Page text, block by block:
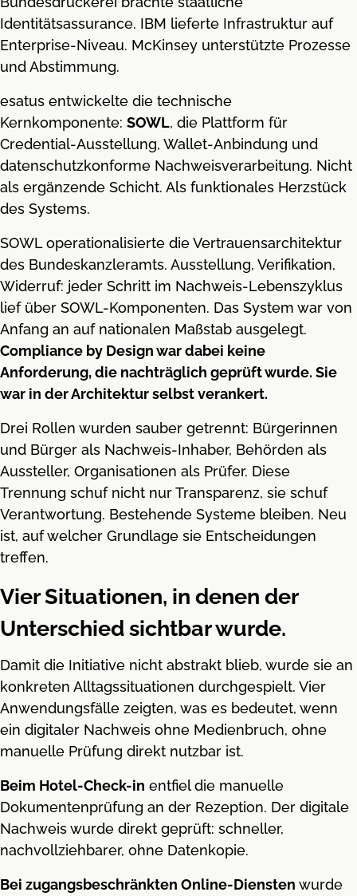
Identitätsassurance. IBM lieferte Infrastruktur auf
Enterprise-Niveau. McKinsey unterstützte Prozesse
und Abstimmung.
esatus entwickelte die technische
Kernkomponente: SOWL, die Plattform für
Credential-Ausstellung, Wallet-Anbindung und
datenschutzkonforme Nachweisverarbeitung. Nicht
als ergänzende Schicht. Als funktionales Herzstück
des Systems.
SOWL operationalisierte die Vertrauensarchitektur
des Bundeskanzleramts. Ausstellung, Verifikation,
Widerruf: jeder Schritt im Nachweis-Lebenszyklus
lief über SOWL-Komponenten. Das System war von
Anfang an auf nationalen Maßstab ausgelegt.
Compliance by Design war dabei keine
Anforderung, die nachträglich geprüft wurde. Sie
war in der Architektur selbst verankert.
Drei Rollen wurden sauber getrennt: Bürgerinnen
und Bürger als Nachweis-Inhaber, Behörden als
Aussteller, Organisationen als Prüfer. Diese
Trennung schuf nicht nur Transparenz, sie schuf
Verantwortung. Bestehende Systeme bleiben. Neu
ist, auf welcher Grundlage sie Entscheidungen
treffen.
Vier Situationen, in denen der
Unterschied sichtbar wurde.
Damit die Initiative nicht abstrakt blieb, wurde sie an
konkreten Alltagssituationen durchgespielt. Vier
Anwendungsfälle zeigten, was es bedeutet, wenn
ein digitaler Nachweis ohne Medienbruch, ohne
manuelle Prüfung direkt nutzbar ist.
Beim Hotel-Check-in entfiel die manuelle
Dokumentenprüfung an der Rezeption. Der digitale
Nachweis wurde direkt geprüft: schneller,
nachvollziehbarer, ohne Datenkopie.
Bei zugangsbeschränkten Online-Diensten wurde